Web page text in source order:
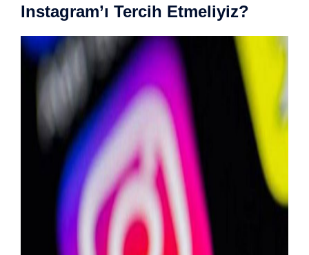
Instagram’ı Tercih Etmeliyiz?